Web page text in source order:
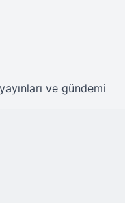
ve gündemi